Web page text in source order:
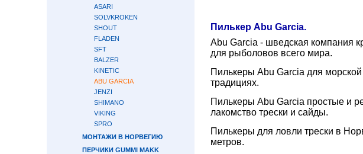
ASARI
SOLVKROKEN
SHOUT
FLADEN
SFT
BALZER
KINETIC
ABU GARCIA
JENZI
SHIMANO
VIKING
SPRO
МОНТАЖИ В НОРВЕГИЮ
ПЕРЧИКИ GUMMI MAKK
Пилькер Abu Garcia.
Abu Garcia - шведская компания
для рыболовов всего мира.
Пилькеры Abu Garcia для
традициях.
Пилькеры Abu Garcia простые и
лакомство трески и сайды.
Пилькеры для ловли трески в
метров.